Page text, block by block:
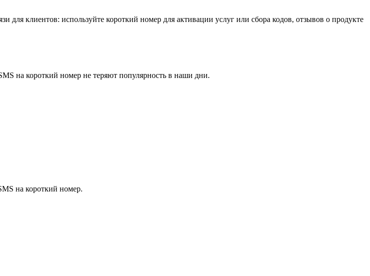
для клиентов: используйте короткий номер для активации услуг или сбора кодов, отзывов о продукте
на короткий номер не теряют популярность в наши дни.
на короткий номер.